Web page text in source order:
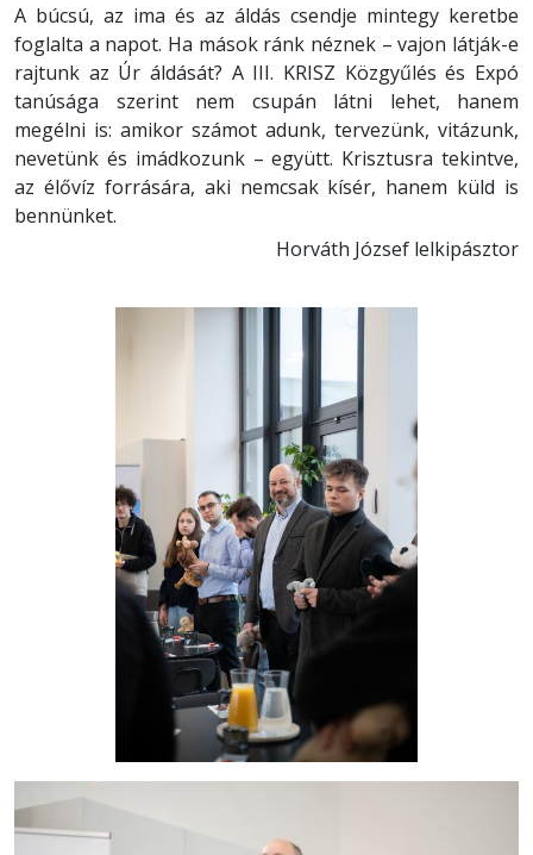
A búcsú, az ima és az áldás csendje mintegy keretbe
foglalta a napot. Ha mások ránk néznek – vajon látják-e
rajtunk az Úr áldását? A III. KRISZ Közgyűlés és Expó
tanúsága szerint nem csupán látni lehet, hanem
megélni is: amikor számot adunk, tervezünk, vitázunk,
nevetünk és imádkozunk – együtt. Krisztusra tekintve,
az élővíz forrására, aki nemcsak kísér, hanem küld is
bennünket.
Horváth József lelkipásztor